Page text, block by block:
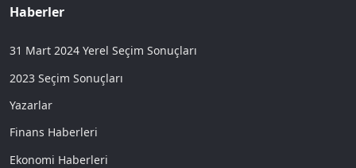
Haberler
31 Mart 2024 Yerel Seçim Sonuçları
2023 Seçim Sonuçları
Yazarlar
Finans Haberleri
Ekonomi Haberleri